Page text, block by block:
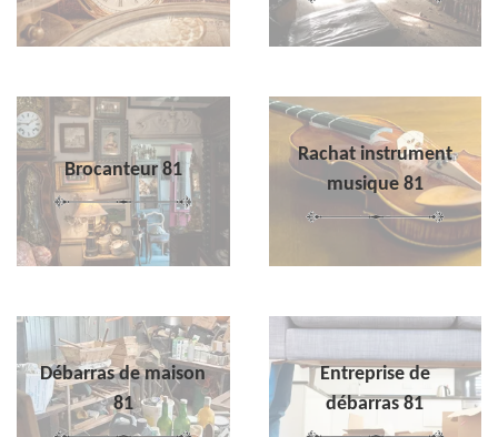
Brocanteur 81
Rachat instrument
musique 81
Débarras de maison
81
Entreprise de
débarras 81